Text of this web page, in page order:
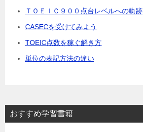
ＴＯＥＩＣ９００点台レベルへの軌跡
CASECを受けてみよう
TOEIC点数を稼ぐ解き方
単位の表記方法の違い
おすすめ学習書籍